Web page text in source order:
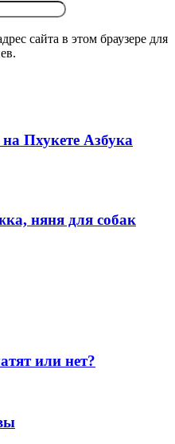
сайта в этом браузере для
Пхукете Азбука
няня для собак
или нет?